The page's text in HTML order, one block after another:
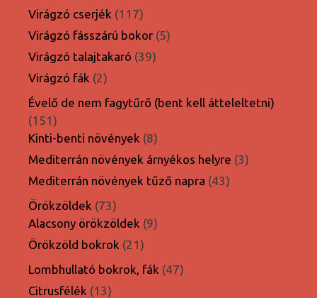
termék
Virágzó cserjék 117117
termék
Virágzó fásszárú bokor 55
Virágzó talajtakaró 3939
Virágzó fák 22
termék
Évelő de nem fagytűrő (bent kell átteleltetni)
151151
termék
Kinti-benti növények 88
termék
Mediterrán növények árnyékos helyre 33
Mediterrán növények tűző napra 4343
Örökzöldek 7373
termék
Alacsony örökzöldek 99
Örökzöld bokrok 2121
termék
Lombhullató bokrok, fák 4747
Citrusfélék 1313